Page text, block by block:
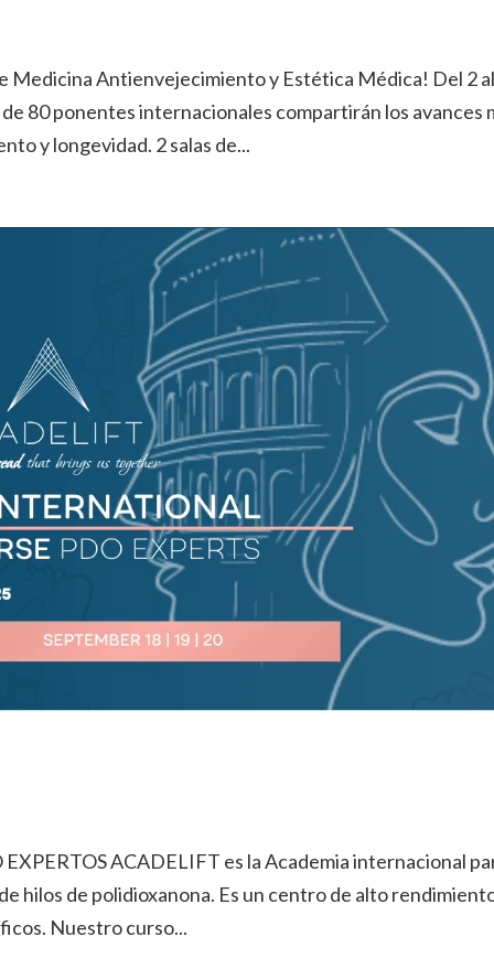
Medicina Antienvejecimiento y Estética Médica! Del 2
80 ponentes internacionales compartirán los avances
y longevidad. 2 salas de...
ACADELIFT es la Academia internacional
hilos de polidioxanona. Es un centro de alto
Nuestro curso...